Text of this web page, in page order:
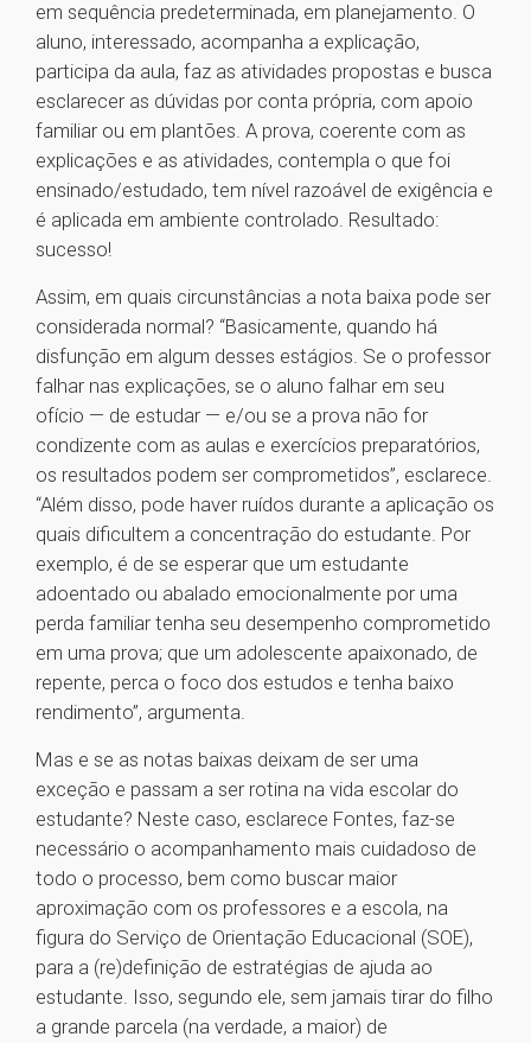
em sequência predeterminada, em planejamento. O
aluno, interessado, acompanha a explicação,
participa da aula, faz as atividades propostas e busca
esclarecer as dúvidas por conta própria, com apoio
familiar ou em plantões. A prova, coerente com as
explicações e as atividades, contempla o que foi
ensinado/estudado, tem nível razoável de exigência e
é aplicada em ambiente controlado. Resultado:
sucesso!
Assim, em quais circunstâncias a nota baixa pode ser
considerada normal? “Basicamente, quando há
disfunção em algum desses estágios. Se o professor
falhar nas explicações, se o aluno falhar em seu
ofício — de estudar — e/ou se a prova não for
condizente com as aulas e exercícios preparatórios,
os resultados podem ser comprometidos”, esclarece.
“Além disso, pode haver ruídos durante a aplicação os
quais dificultem a concentração do estudante. Por
exemplo, é de se esperar que um estudante
adoentado ou abalado emocionalmente por uma
perda familiar tenha seu desempenho comprometido
em uma prova; que um adolescente apaixonado, de
repente, perca o foco dos estudos e tenha baixo
rendimento”, argumenta.
Mas e se as notas baixas deixam de ser uma
exceção e passam a ser rotina na vida escolar do
estudante? Neste caso, esclarece Fontes, faz-se
necessário o acompanhamento mais cuidadoso de
todo o processo, bem como buscar maior
aproximação com os professores e a escola, na
figura do Serviço de Orientação Educacional (SOE),
para a (re)definição de estratégias de ajuda ao
estudante. Isso, segundo ele, sem jamais tirar do filho
a grande parcela (na verdade, a maior) de